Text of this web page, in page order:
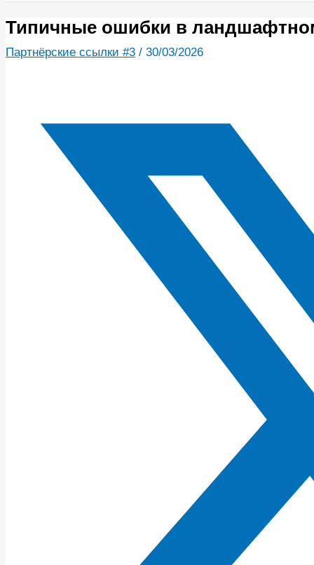
Типичные ошибки в
Партнёрские ссылки #3 / 30/03/2026